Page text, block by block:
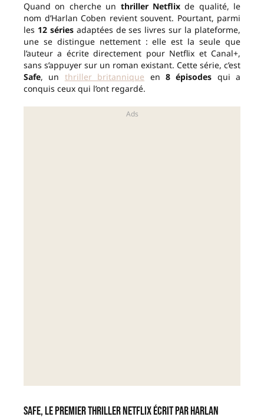
Quand on cherche un thriller Netflixde qualité, le
nom d’Harlan Coben revient souvent. Pourtant, parmi
les 12 sériesadaptées de ses livres sur la plateforme,
une se distingue nettement : elle est la seule que
l’auteur a écrite directement pour Netflix et Canal+,
sans s’appuyer sur un roman existant. Cette série, c’est
Safe, un thriller britannique en 8 épisodes qui a
conquis ceux qui l’ont regardé.
Safe, le premier thriller Netflix écrit par Harlan